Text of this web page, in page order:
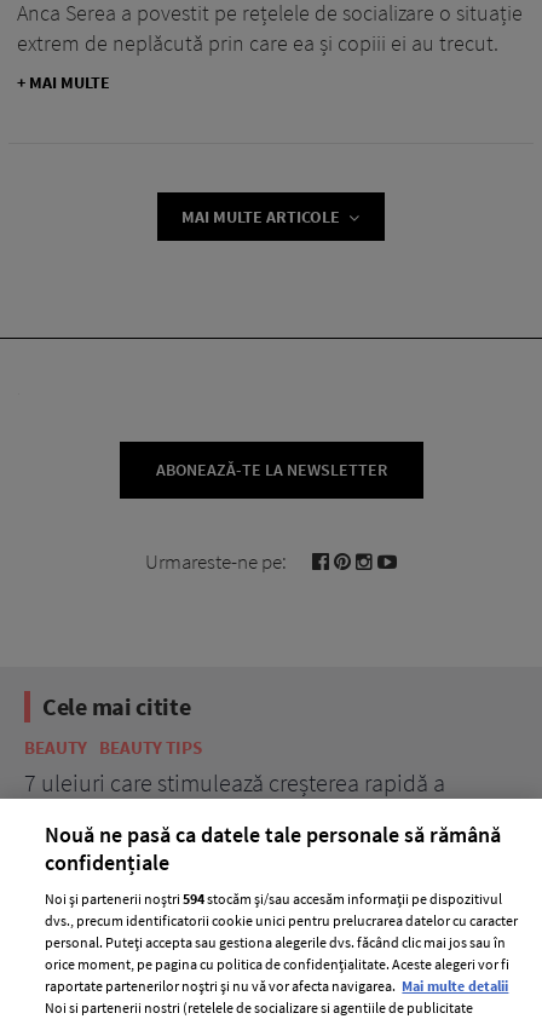
Anca Serea a povestit pe rețelele de socializare o situație
extrem de neplăcută prin care ea și copiii ei au trecut.
+ MAI MULTE
MAI MULTE ARTICOLE
ABONEAZĂ-TE LA NEWSLETTER
Urmareste-ne pe:
Cele mai citite
BEAUTY BEAUTY TIPS
7 uleiuri care stimulează creșterea rapidă a
Nouă ne pasă ca datele tale personale să rămână
confidențiale
Noi și partenerii noștri594stocăm și/sau accesăm informații pe dispozitivul
dvs., precum identificatorii cookie unici pentru prelucrarea datelor cu caracter
personal. Puteți accepta sau gestiona alegerile dvs. făcând clic mai jos sau în
orice moment, pe pagina cu politica de confidențialitate. Aceste alegeri vor fi
raportate partenerilor noștri și nu vă vor afecta navigarea. Mai multe detalii
Noi si partenerii nostri (retelele de socializare si agentiile de publicitate